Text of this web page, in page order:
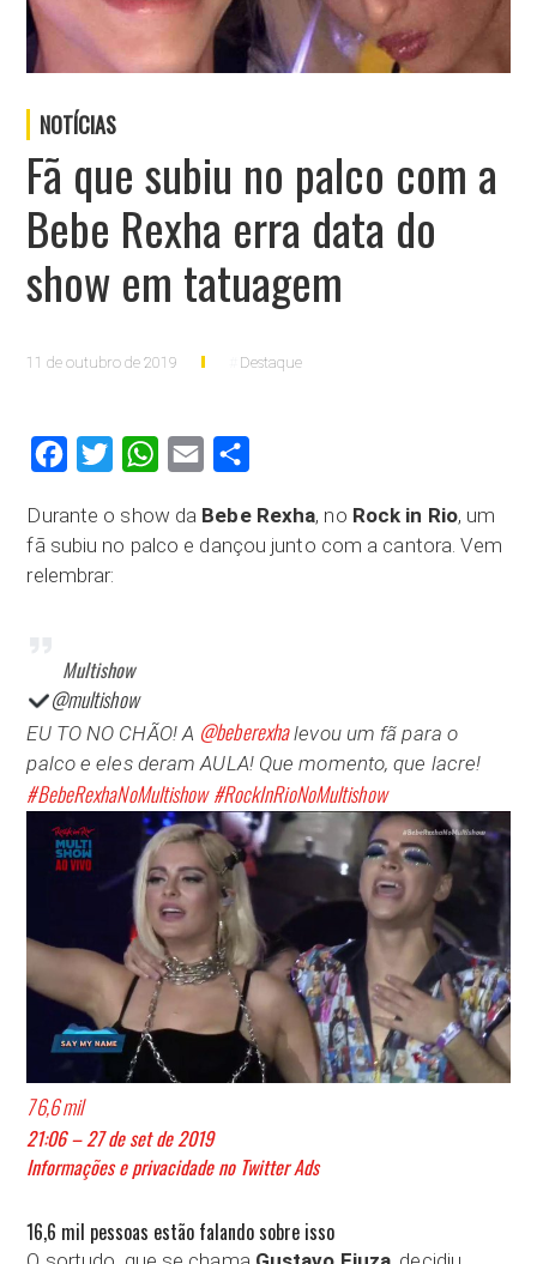
NOTÍCIAS
Fã que subiu no palco com a
Bebe Rexha erra data do
show em tatuagem
11 de outubro de 2019 Destaque
FacebookTwitter WhatsApp
Email
Durante o show da Bebe Rexha, no Rock in Rio, um
fã subiu no palco e dançou junto com a cantora. Vem
relembrar:
Multishow
@multishow
EU TO NO CHÃO! A @beberexhalevou um fã para o
palco e eles deram AULA! Que momento, que lacre!
#BebeRexhaNoMultishow #RockInRioNoMultishow
76,6 mil
21:06 – 27 de set de 2019
Informações e privacidade no Twitter Ads
16,6 mil pessoas estão falando sobre isso